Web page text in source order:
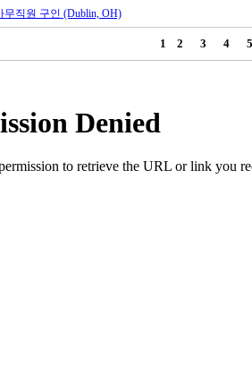
무직원 구인 (Dublin, OH)
1 2 3 4 5